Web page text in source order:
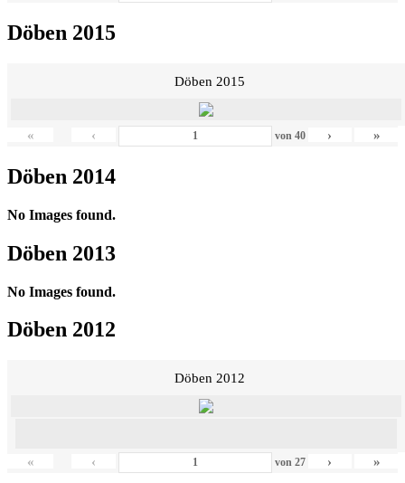
Döben 2015
Döben 2015
« ‹ von 40 › »
Döben 2014
No Images found.
Döben 2013
No Images found.
Döben 2012
Döben 2012
« ‹ von 27 › »